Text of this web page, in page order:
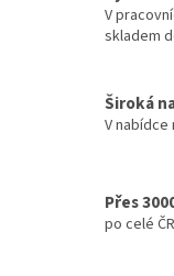
V
skladem
Široká
V
Přes
po celé